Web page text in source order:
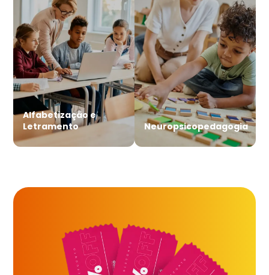
Alfabetização e
Letramento
Neuropsicopedagogia